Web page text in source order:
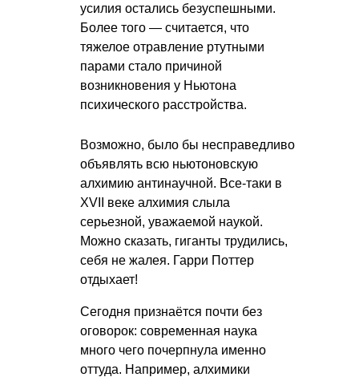
усилия остались безуспешными.
Более того — считается, что
тяжелое отравление ртутными
парами стало причиной
возникновения у Ньютона
психического расстройства.
Возможно, было бы несправедливо
объявлять всю ньютоновскую
алхимию антинаучной. Все-таки в
XVII веке алхимия слыла
серьезной, уважаемой наукой.
Можно сказать, гиганты трудились,
себя не жалея. Гарри Поттер
отдыхает!
Сегодня признаётся почти без
оговорок: современная наука
много чего почерпнула именно
оттуда. Например, алхимики